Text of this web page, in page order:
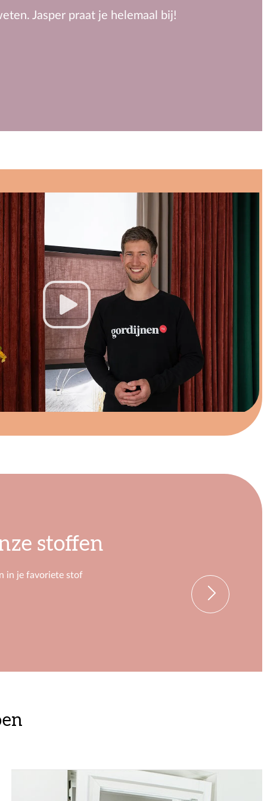
Jasper praat je helemaal bij!
stoffen
in je favoriete stof